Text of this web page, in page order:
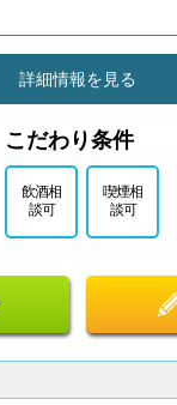
詳細情報を見る
こだわり条件
飲酒相
談可
喫煙相
談可